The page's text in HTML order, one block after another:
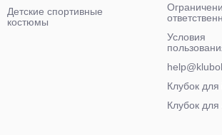
Детские спортивные
костюмы
Условия
Клубок для
Клубок